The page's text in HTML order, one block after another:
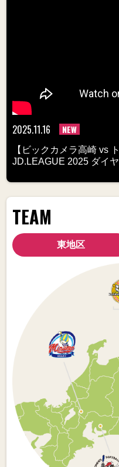
2025.11.16 NEW
【ビックカメラ高崎 vs
JD.LEAGUE 2025 ダイ
TEAM
東地区